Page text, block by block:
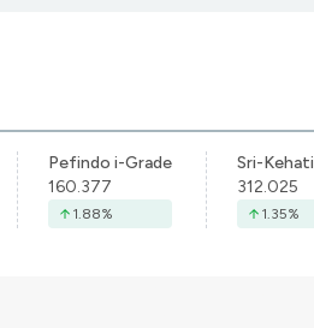
Pefindo i-Grade
160.377
1.88%
Sri-Kehati
312.025
1.35%